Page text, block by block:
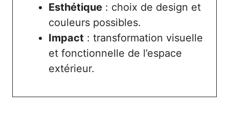
Esthétique : choix de design et
couleurs possibles.
Impact : transformation visuelle
et fonctionnelle de l’espace
extérieur.